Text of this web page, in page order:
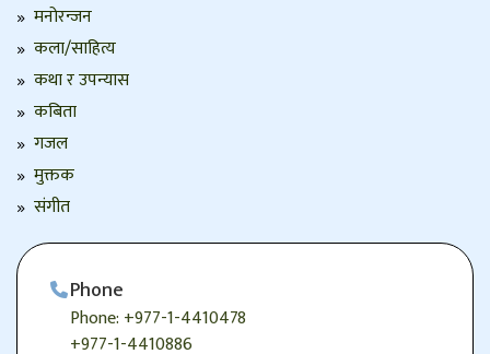
मनोरन्जन
कला/साहित्य
कथा र उपन्यास
कबिता
गजल
मुक्तक
संगीत
Phone
Phone: +977-1-4410478
+977-1-4410886